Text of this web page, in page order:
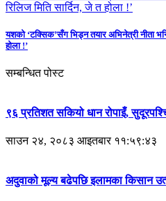
यशको ‘टक्सिक’सँग भिड्न तयार अभिनेत्री नीता
होला !’
सम्बन्धित पोस्ट
९६ प्रतिशत सकियो धान रोपाइँ,
साउन २४, २०८३ आइतबार ११:५९:४३
अदुवाको मूल्य बढेपछि इलामका किसान